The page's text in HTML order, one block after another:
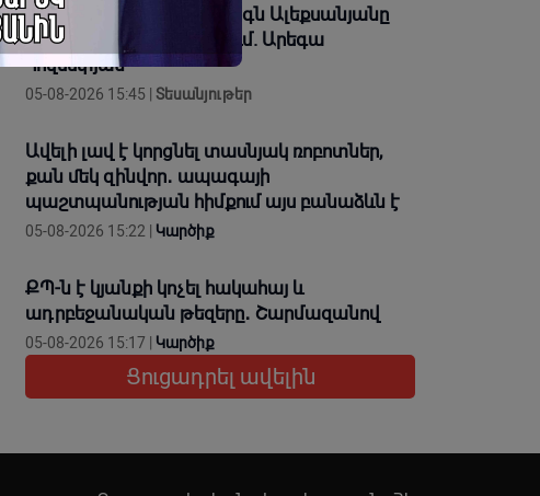
Շնորհավորում եմ՝ Վահագն Ալեքսանյանը
մանկապարտեզ չի ուտում. Արեգա
Հովսեփյան
05-08-2026 15:45 | Տեսանյութեր
Ավելի լավ է կորցնել տասնյակ ռոբոտներ,
քան մեկ զինվոր․ ապագայի
պաշտպանության հիմքում այս բանաձևն է
05-08-2026 15:22 | Կարծիք
ՔՊ-ն է կյանքի կոչել հակահայ և
ադրբեջանական թեզերը․ Շարմազանով
05-08-2026 15:17 | Կարծիք
Ցուցադրել ավելին